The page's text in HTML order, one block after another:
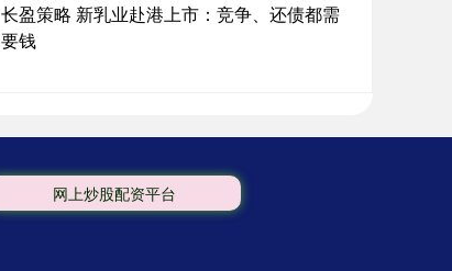
长盈策略 新乳业赴港上市：竞争、还债都需
要钱
网上炒股配资平台